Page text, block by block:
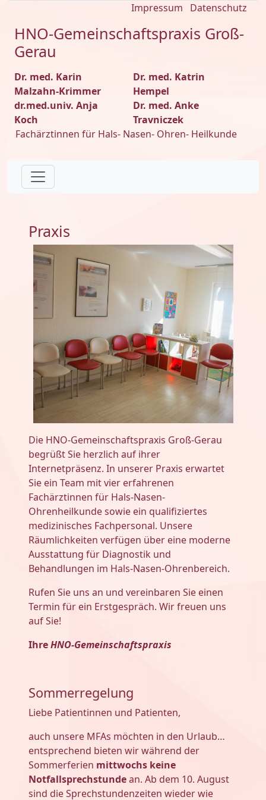
Impressum Datenschutz
HNO-Gemeinschaftspraxis Groß-
Gerau
Dr. med. Karin
Malzahn-Krimmer
Dr. med. Katrin
Hempel
dr.med.univ. Anja
Koch
Dr. med. Anke
Travniczek
Fachärztinnen für Hals- Nasen- Ohren- Heilkunde
Praxis
Die HNO-Gemeinschaftspraxis Groß-Gerau
begrüßt Sie herzlich auf ihrer
Internetpräsenz. In unserer Praxis erwartet
Sie ein Team mit vier erfahrenen
Fachärztinnen für Hals-Nasen-
Ohrenheilkunde sowie ein qualifiziertes
medizinisches Fachpersonal. Unsere
Räumlichkeiten verfügen über eine moderne
Ausstattung für Diagnostik und
Behandlungen im Hals-Nasen-Ohrenbereich.
Rufen Sie uns an und vereinbaren Sie einen
Termin für ein Erstgespräch. Wir freuen uns
auf Sie!
IhreHNO-Gemeinschaftspraxis
Sommerregelung
Liebe Patientinnen und Patienten,
auch unsere MFAs möchten in den Urlaub…
entsprechend bieten wir während der
Sommerferien mittwochs keine
Notfallsprechstundean. Ab dem 10. August
sind die Sprechstundenzeiten wieder wie